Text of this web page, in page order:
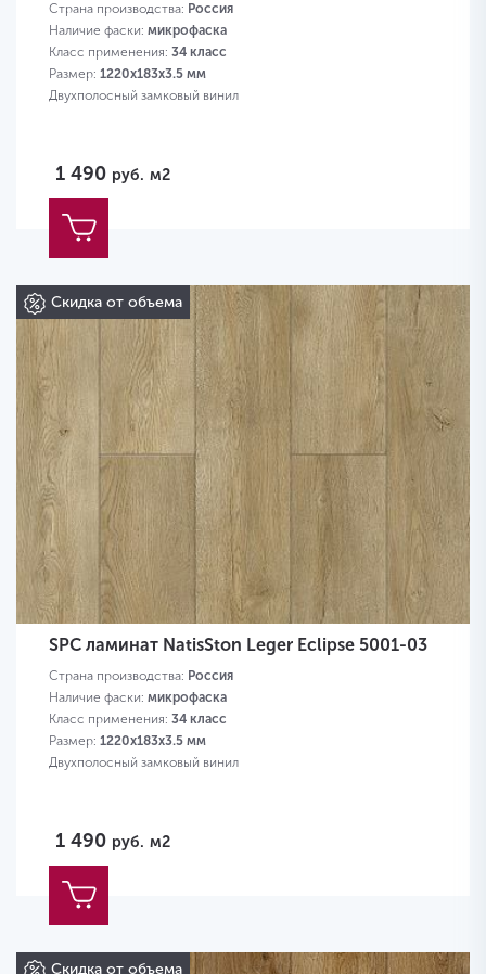
Страна производства: Россия
Наличие фаски: микрофаска
Класс применения: 34 класс
Размер: 1220x183x3.5 мм
Двухполосный замковый винил
1 490 руб. м2
Скидка от объема
SPC ламинат NatisSton Leger Eclipse 5001-03
Страна производства: Россия
Наличие фаски: микрофаска
Класс применения: 34 класс
Размер: 1220x183x3.5 мм
Двухполосный замковый винил
1 490 руб. м2
Скидка от объема